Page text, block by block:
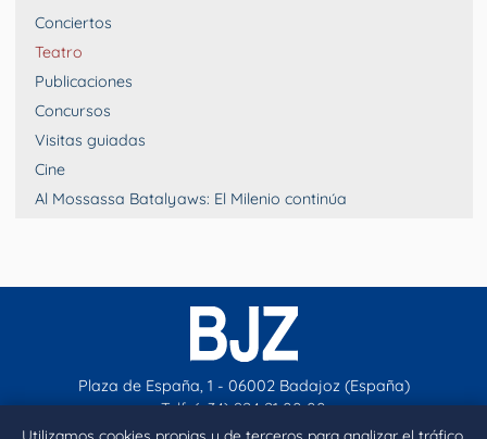
Conciertos
Teatro
Publicaciones
Concursos
Visitas guiadas
Cine
Al Mossassa Batalyaws: El Milenio continúa
Plaza de España, 1 - 06002 Badajoz (España)
Telf. (+34) 924 21 00 00
contacto@aytobadajoz.es